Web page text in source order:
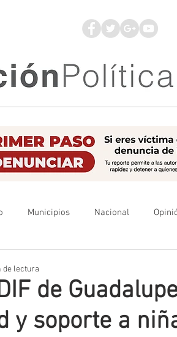
Municipios Nacional
de
y soporte a
de lectura